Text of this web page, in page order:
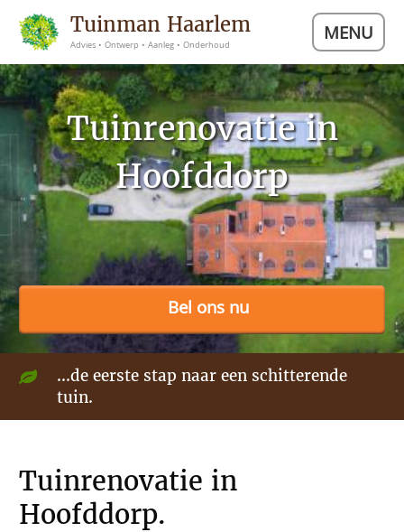
Tuinman Haarlem
Advies • Ontwerp • Aanleg • Onderhoud MENU
Tuinrenovatie in
Hoofddorp
Bel ons nu
...de eerste stap naar een schitterende
tuin.
Tuinrenovatie in
Hoofddorp.